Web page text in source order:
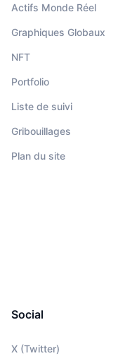
Actifs Monde Réel
Graphiques Globaux
NFT
Portfolio
Liste de suivi
Gribouillages
Plan du site
Social
X (Twitter)